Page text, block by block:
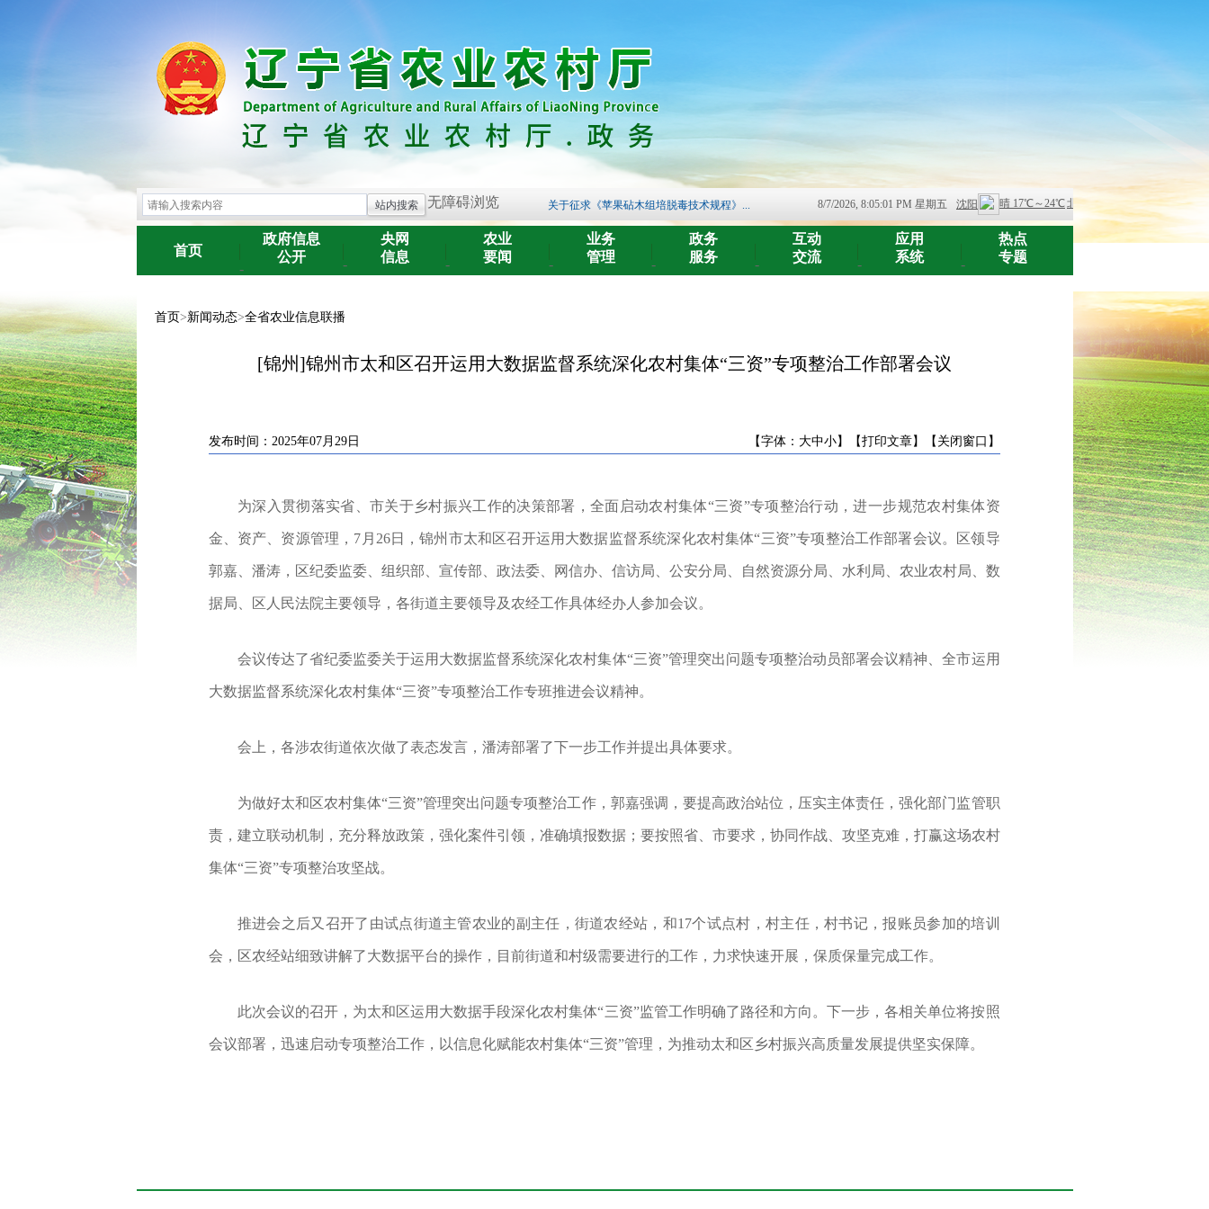
8/7/2026, 8:05:01 PM 星期五
2025年度中央对地方转移支付预算执行情...
关于开展《辽宁省黑土地保护条例》 问卷...
关于2026年度农业种质资源保护补助资金...
关于征求《苹果砧木组培脱毒技术规程》...
进一步规范农药兽药生产经营使用综合整...
辽宁省农业农村厅2026年第一批兽药GMP核...
关于公开征求《辽宁省兽药经营质量管理...
2025年度中央对地方转移支付预算执行情...
关于公开征求《辽宁省兽药经营质量管理...
辽宁省植保植检总站（辽宁省农药检定站...
辽宁省营商环境经营主体和群众调查问卷...
2025年度中央对地方转移支付预算执行情...
关于2026年度农业种质资源保护补助资金...
进一步规范农药兽药生产经营使用综合整...
关于公开征求《辽宁省兽药经营质量管理...
辽宁省营商环境经营主体和群众调查问卷...
2025年度中央对地方转移支付预算执行情...
进一步规范农药兽药生产经营使用综合整...
辽宁省农业农村厅2026年第一批兽药GMP核...
辽宁省营商环境经营主体和群众调查问卷...
辽宁省农业农村厅2026年第一批兽药GMP核...
无障碍浏览
首页
-
政府信息
公开
-
央网
信息
-
农业
要闻
-
业务
管理
-
政务
服务
-
互动
交流
-
应用
系统
-
热点
专题
首页>新闻动态>全省农业信息联播
[锦州]锦州市太和区召开运用大数据监督系统深化农村集体“三资”专项整治工作部署会议
发布时间：2025年07月29日 【关闭窗口】
【打印文章】
【字体： 大中小】
为深入贯彻落实省、市关于乡村振兴工作的决策部署 ，全面启动农村集体“三资”专项整治行动，进一步规范农村集体资
金、资产、资源管理， 7月26日，锦州市太和区召开运用大数据监督系统深化农村集体“三资”专项整治工作部署会议。 区领导
郭嘉、 潘涛， 区纪委监委、组织部、宣传部、政法委、网信办、信访局、公安分局、自然资源分局、水利局、农业农村局、数
据局 、区人民法院主要领导，各街道主要领导及农经工作具体经办人参加会议。
会议传达了省纪委监委关于运用大数据监督系统深化农村集体“三资”管理突出问题专项整治动员部署会议精神 、全市运用
大数据监督系统深化农村集体“三资”专项整治工作专班推进会议精神。
会上， 各涉农街道依次做了表态发言， 潘涛部署了下一步工作并提出具体要求。
为做好太和区农村集体“三资”管理突出问题专项整治工作， 郭嘉强调 ，要提高政治站位，压实主体责任，强化部门监管职
责，建立联动机制，充分释放政策，强化案件引领，准确填报数据；要按照省、 市要求，协同作战、 攻坚克难，打赢这场农村
集体“三资”专项整治攻坚战。
推进会之后又召开了由试点街道主管农业的副主任，街道农经站，和17个试点村，村主任，村书记，报账员参加的培训
会，区农经站细致讲解了大数据平台的操作，目前街道和村级需要进行的工作，力求快速开展，保质保量完成工作。
此次会议的召开，为太和区运用大数据手段深化农村集体“三资”监管工作明确了路径和方向。下一步，各相关单位将按照
会议部署，迅速启动专项整治工作，以信息化赋能农村集体“三资”管理，为推动太和区乡村振兴高质量发展提供坚实保障。